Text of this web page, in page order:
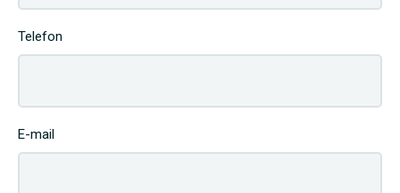
Telefon
E-mail